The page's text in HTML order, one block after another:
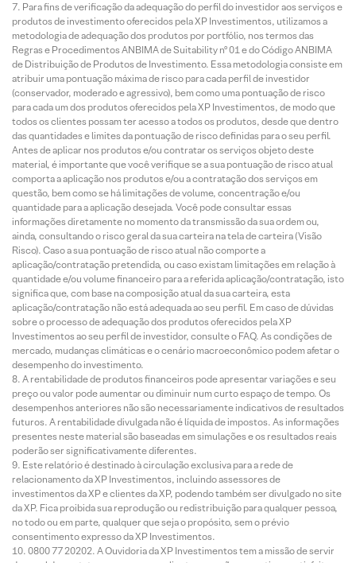
Para fins de verificação da adequação do perfil do investidor aos serviços e
produtos de investimento oferecidos pela XP Investimentos, utilizamos a
metodologia de adequação dos produtos por portfólio, nos termos das
Regras e Procedimentos ANBIMA de Suitability nº 01 e do Código ANBIMA
de Distribuição de Produtos de Investimento. Essa metodologia consiste em
atribuir uma pontuação máxima de risco para cada perfil de investidor
(conservador, moderado e agressivo), bem como uma pontuação de risco
para cada um dos produtos oferecidos pela XP Investimentos, de modo que
todos os clientes possam ter acesso a todos os produtos, desde que dentro
das quantidades e limites da pontuação de risco definidas para o seu perfil.
Antes de aplicar nos produtos e/ou contratar os serviços objeto deste
material, é importante que você verifique se a sua pontuação de risco atual
comporta a aplicação nos produtos e/ou a contratação dos serviços em
questão, bem como se há limitações de volume, concentração e/ou
quantidade para a aplicação desejada. Você pode consultar essas
informações diretamente no momento da transmissão da sua ordem ou,
ainda, consultando o risco geral da sua carteira na tela de carteira (Visão
Risco). Caso a sua pontuação de risco atual não comporte a
aplicação/contratação pretendida, ou caso existam limitações em relação à
quantidade e/ou volume financeiro para a referida aplicação/contratação, isto
significa que, com base na composição atual da sua carteira, esta
aplicação/contratação não está adequada ao seu perfil. Em caso de dúvidas
sobre o processo de adequação dos produtos oferecidos pela XP
Investimentos ao seu perfil de investidor, consulte o FAQ. As condições de
mercado, mudanças climáticas e o cenário macroeconômico podem afetar o
desempenho do investimento.
A rentabilidade de produtos financeiros pode apresentar variações e seu
preço ou valor pode aumentar ou diminuir num curto espaço de tempo. Os
desempenhos anteriores não são necessariamente indicativos de resultados
futuros. A rentabilidade divulgada não é líquida de impostos. As informações
presentes neste material são baseadas em simulações e os resultados reais
poderão ser significativamente diferentes.
Este relatório é destinado à circulação exclusiva para a rede de
relacionamento da XP Investimentos, incluindo assessores de
investimentos da XP e clientes da XP, podendo também ser divulgado no site
da XP. Fica proibida sua reprodução ou redistribuição para qualquer pessoa,
no todo ou em parte, qualquer que seja o propósito, sem o prévio
consentimento expresso da XP Investimentos.
0800 77 20202. A Ouvidoria da XP Investimentos tem a missão de servir